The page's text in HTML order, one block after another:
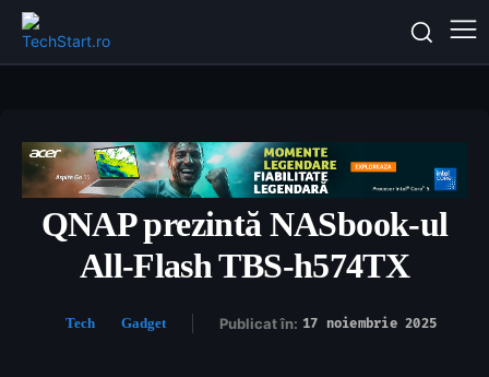
QNAP prezintă NASbook-ul
All-Flash TBS-h574TX
Tech Gadget Publicat în: 17 noiembrie 2025